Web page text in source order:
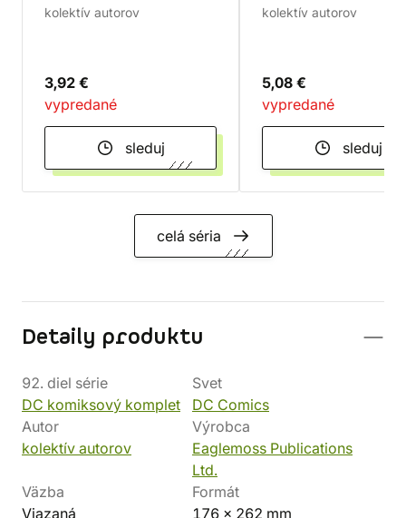
1.)
kolektív autorov
3,92 €
vypredané
sleduj
2.)
kolektív autorov
5,08 €
vypredané
sleduj
celá séria
Detaily produktu
92. diel série
DC komiksový komplet
Svet
DC Comics
Autor
kolektív autorov
Výrobca
Eaglemoss Publications
Ltd.
Väzba
Viazaná
Formát
176 x 262 mm